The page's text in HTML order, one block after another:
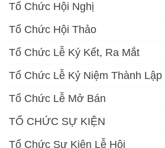
Tổ Chức Hội Nghị
Tổ Chức Hội Thảo
Tổ Chức Lễ Ký Kết, Ra Mắt
Tổ Chức Lễ Kỷ Niệm Thành Lập
Tổ Chức Lễ Mở Bán
TỔ CHỨC SỰ KIỆN
Tổ Chức Sự Kiện Lễ Hội